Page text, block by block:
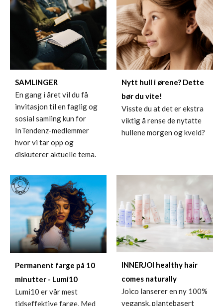
SAMLINGER
En gang i året vil du få
invitasjon til en faglig og
sosial samling kun for
InTendenz-medlemmer
hvor vi tar opp og
diskuterer aktuelle tema.
Nytt hull i ørene? Dette
bør du vite!
Visste du at det er ekstra
viktig å rense de nytatte
hullene morgen og kveld?
Permanent farge på 10
minutter - Lumi10
Lumi10 er vår mest
tidseffektive farge. Med
INNERJOI healthy hair
comes naturally
Joico lanserer en ny 100%
vegansk, plantebasert